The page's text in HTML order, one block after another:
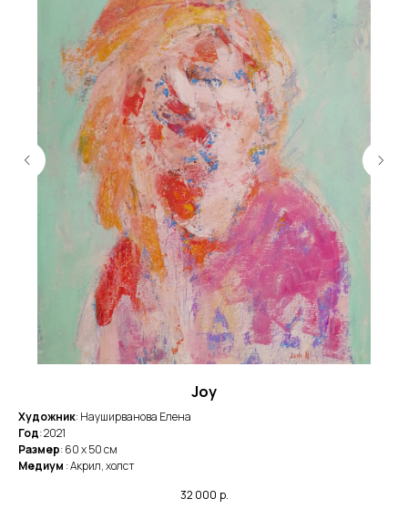
Joy
Художник: Науширванова Елена
Год: 2021
Размер: 60 x 50 cм
Медиум : Акрил, холст
32 000 р.
В каталог
Нужна помощь с заказом?